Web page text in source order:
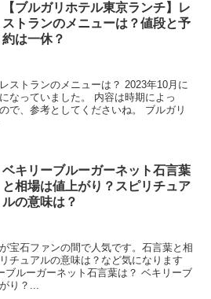
【ブルガリホテル東京ランチ】レ
ストランのメニューは？値段と予
約は一休？
ストランのメニューは？ 2023年10月に
なっていました。 内容は時期によっ
で、参考としてくださいね。 ブルガリ
ベキリーブルーガーネット石言葉
と相場は値上がり？スピリチュア
ルの意味は？
宝石ファンの間で人気です。石言葉と相
チュアルの意味は？など気になります
ブルーガーネット石言葉は？ ベキリーブ
り？...